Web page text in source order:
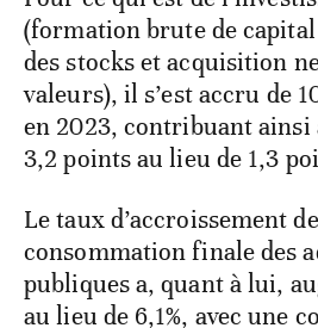
(formation brute de
des stocks et acquisition
valeurs), il s’est accru de
en 2023, contribuant ainsi
3,2 points au lieu de 1,3
Le taux d’accroissement
consommation finale des
publiques a, quant à lui,
au lieu de 6,1%, avec une